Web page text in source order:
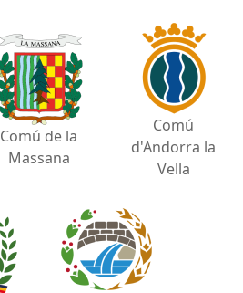
Comú de la
Massana
Comú
d'Andorra la
Vella